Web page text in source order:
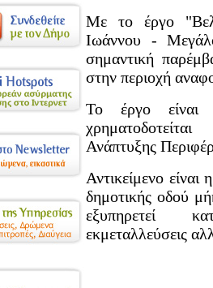
Με το έργο
Ιωάννου -
σημαντική
στην περιοχή
Το έργο είναι
Ανάπτυξης
Αντικείμενο
δημοτικής οδού
εξυπηρετεί
εκμεταλλεύσεις